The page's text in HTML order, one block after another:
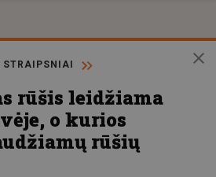
rūšis leidžiama
o kurios
rūšių